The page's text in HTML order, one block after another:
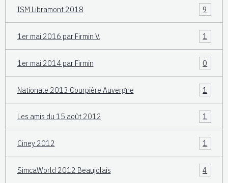
ISM Libramont 2018 9
1er mai 2016 par Firmin V. 1
1er mai 2014 par Firmin 0
Nationale 2013 Courpière Auvergne 1
Les amis du 15 août 2012 1
Ciney 2012 1
SimcaWorld 2012 Beaujolais 4